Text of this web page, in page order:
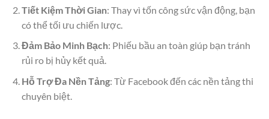
Tiết Kiệm Thời Gian: Thay vì tốn công sức vận động, bạn
có thể tối ưu chiến lược.
Đảm Bảo Minh Bạch: Phiếu bầu an toàn giúp bạn tránh
rủi ro bị hủy kết quả.
Hỗ Trợ Đa Nền Tảng: Từ Facebook đến các nền tảng thi
chuyên biệt.